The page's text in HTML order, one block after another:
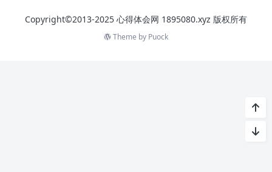
Copyright©2013-2025 心得体会网 1895080.xyz 版权所有
Theme by Puock